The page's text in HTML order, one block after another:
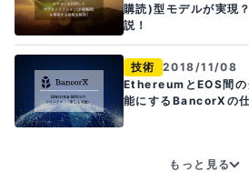
購読)型モデルが実現
説！
技術
2018/11/08
EthereumとEOS間の
能にするBancorXの
もっと見る